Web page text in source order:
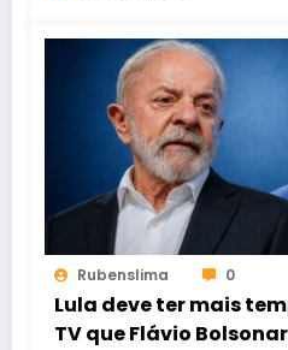
Rubenslima 0
Lula deve ter mais
TV que Flávio